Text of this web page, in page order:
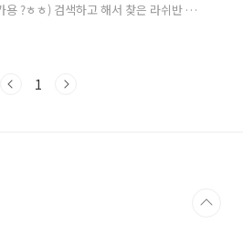
용 ?ㅎㅎ) 검색하고 해서 찾은 라쉬반 남
편하다고 하네요 - 0 - 기능성은 40대
(케빈클라인 그냥 사지 왜 이런 걸 샀냐
1